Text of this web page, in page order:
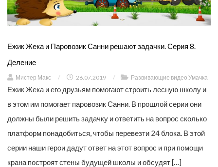
Ежик Жека и Паровозик Санни решают задачки. Серия 8.
Деление
Мистер Макс / 26.07.2019 / Развивающие видео Умачка
Ежик Жека и его друзьям помогают строить лесную школу и
в этом им помогает паровозик Санни. В прошлой серии они
должны были решить задачку и ответить на вопрос сколько
платформ понадобиться, чтобы перевезти 24 блока. В этой
серии наши герои дадут ответ на этот вопрос и при помощи
крана построят стены будущей школы и обсудят […]